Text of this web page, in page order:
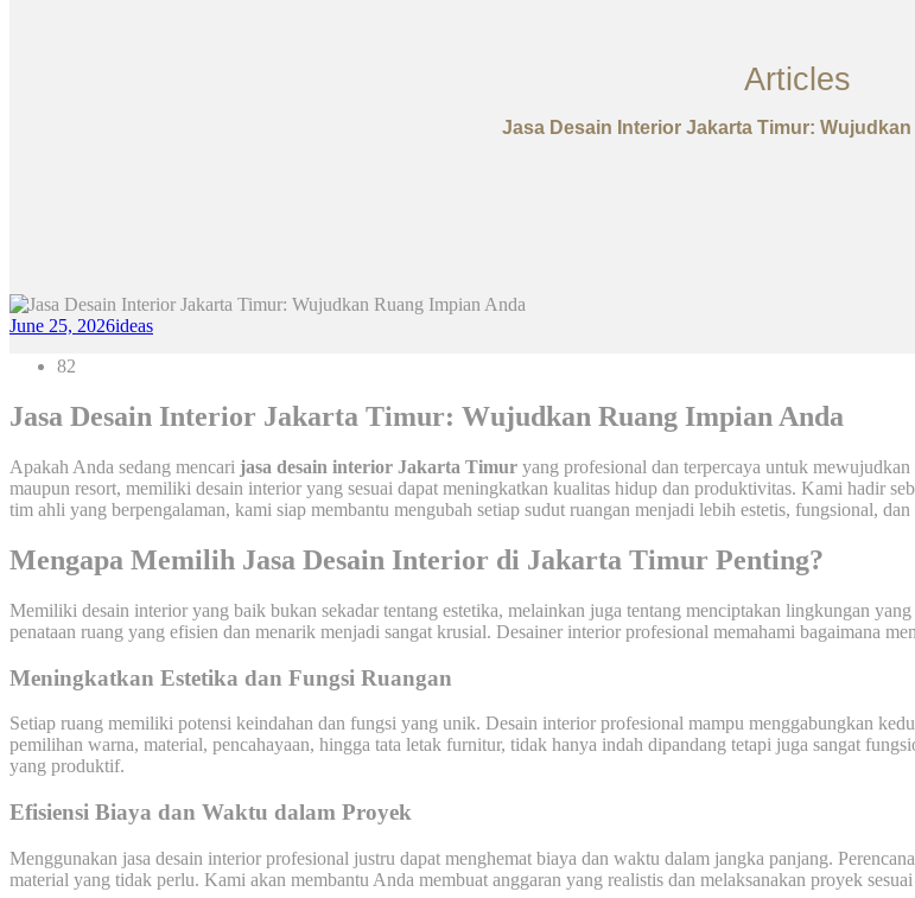
Articles
Jasa Desain Interior Jakarta Timur:
June 25, 2026ideas
82
Jasa Desain Interior Jakarta Timur: Wujudkan Ruang Impian Anda
Apakah Anda sedang mencari jasa desain interior Jakarta Timur yang profesional dan terpercaya untuk
maupun resort, memiliki desain interior yang sesuai dapat meningkatkan kualitas hidup dan produktivitas. Kami hadir
tim ahli yang berpengalaman, kami siap membantu mengubah setiap sudut ruangan menjadi lebih estetis, fungsional,
Mengapa Memilih Jasa Desain Interior di Jakarta Timur Penting?
Memiliki desain interior yang baik bukan sekadar tentang estetika, melainkan juga tentang menciptakan lingkungan
penataan ruang yang efisien dan menarik menjadi sangat krusial. Desainer interior profesional memahami bagaimana
Meningkatkan Estetika dan Fungsi Ruangan
Setiap ruang memiliki potensi keindahan dan fungsi yang unik. Desain interior profesional mampu menggabungkan
pemilihan warna, material, pencahayaan, hingga tata letak furnitur, tidak hanya indah dipandang tetapi juga sangat
yang produktif.
Efisiensi Biaya dan Waktu dalam Proyek
Menggunakan jasa desain interior profesional justru dapat menghemat biaya dan waktu dalam jangka panjang.
material yang tidak perlu. Kami akan membantu Anda membuat anggaran yang realistis dan melaksanakan proyek